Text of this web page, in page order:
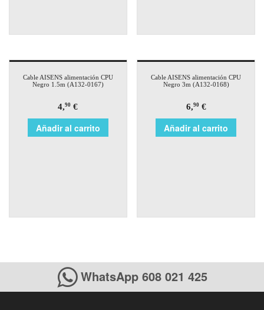
Cable AISENS alimentación CPU
Negro 1.5m (A132-0167)
4,90 €
Añadir al carrito
Cable AISENS alimentación CPU
Negro 3m (A132-0168)
6,90€
Añadir al carrito
WhatsApp 608 021 425